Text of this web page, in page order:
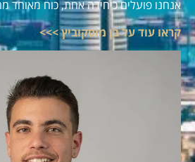
אנחנו פועלים כיחידה אחת, כוח מאוחד
קראו עוד על בן מוסקוביץ >>>